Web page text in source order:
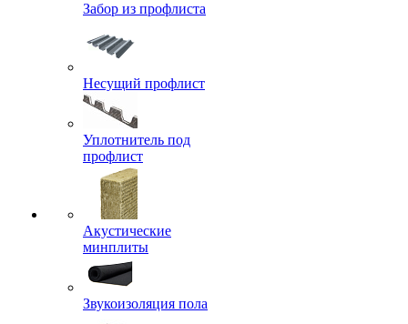
Забор из профлиста
Несущий профлист
Уплотнитель под
профлист
Акустические
минплиты
Звукоизоляция пола